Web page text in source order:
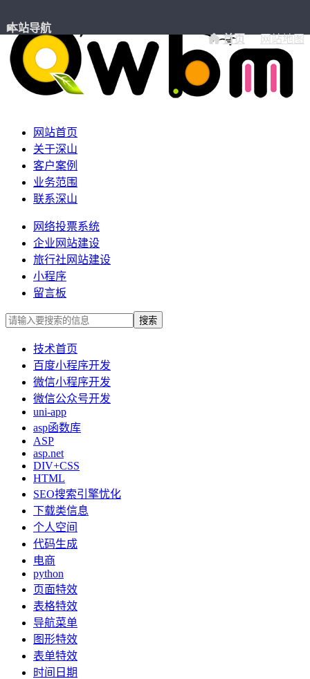
本站导航
首页
网站地图
网站首页
关于深山
客户案例
业务范围
联系深山
网络投票系统
企业网站建设
旅行社网站建设
小程序
留言板
技术首页
百度小程序开发
微信小程序开发
微信公众号开发
uni-app
asp函数库
ASP
asp.net
DIV+CSS
HTML
SEO搜索引擎忧化
下载类信息
个人空间
代码生成
电商
python
页面特效
表格特效
导航菜单
图形特效
表单特效
时间日期